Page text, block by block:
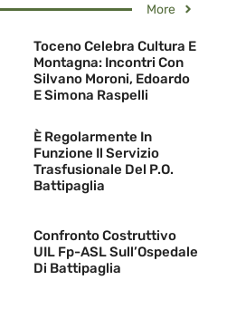
More
Toceno Celebra Cultura E
Montagna: Incontri Con
Silvano Moroni, Edoardo
E Simona Raspelli
È Regolarmente In
Funzione Il Servizio
Trasfusionale Del P.O.
Battipaglia
Confronto Costruttivo
UIL Fp-ASL Sull’Ospedale
Di Battipaglia